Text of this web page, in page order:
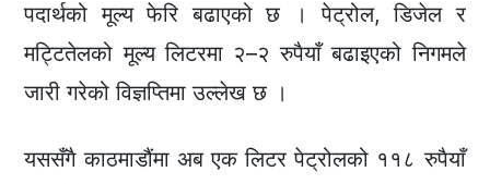
पदार्थको मूल्य फेरि बढाएको छ । पेट्रोल, डिजेल र
मट्टितेलको मूल्य लिटरमा २–२ रुपैयाँ बढाइएको निगमले
जारी गरेको विज्ञप्तिमा उल्लेख छ ।
यससँगै काठमाडौंमा अब एक लिटर पेट्रोलको ११८ रुपैयाँ